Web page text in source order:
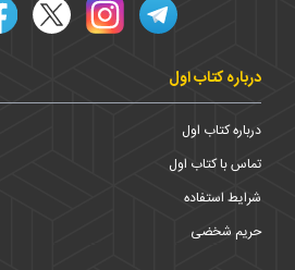
درباره کتاب اول
درباره کتاب اول
تماس با کتاب اول
شرایط استفاده
حریم شخضی